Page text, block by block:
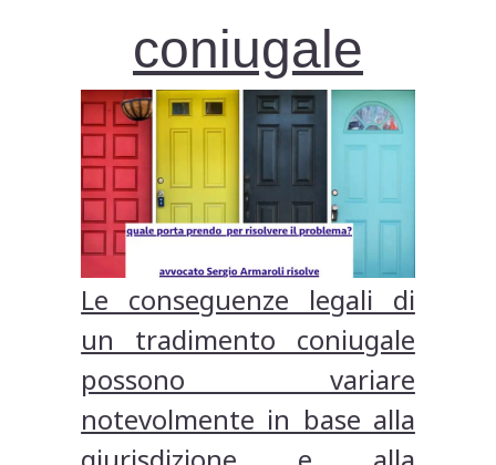
coniugale
Le conseguenze legali di
un tradimento coniugale
possono variare
notevolmente in base alla